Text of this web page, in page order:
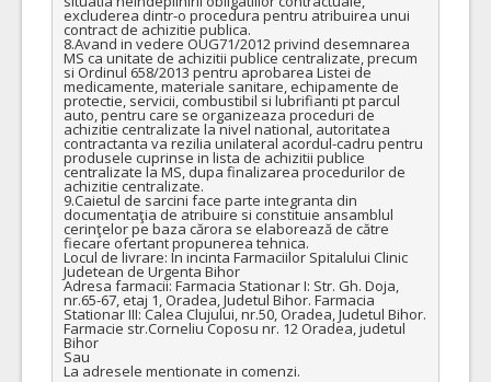
excluderea dintr-o procedura pentru atribuirea unui
contract de achizitie publica.
8.Avand in vedere OUG71/2012 privind desemnarea
MS ca unitate de achizitii publice centralizate, precum
si Ordinul 658/2013 pentru aprobarea Listei de
medicamente, materiale sanitare, echipamente de
protectie, servicii, combustibil si lubrifianti pt parcul
auto, pentru care se organizeaza proceduri de
achizitie centralizate la nivel national, autoritatea
contractanta va rezilia unilateral acordul-cadru pentru
produsele cuprinse in lista de achizitii publice
centralizate la MS, dupa finalizarea procedurilor de
achizitie centralizate.
9.Caietul de sarcini face parte integranta din
documentaţia de atribuire si constituie ansamblul
cerinţelor pe baza cărora se elaborează de către
fiecare ofertant propunerea tehnica.
Locul de livrare: In incinta Farmaciilor Spitalului Clinic
Judetean de Urgenta Bihor
Adresa farmacii: Farmacia Stationar I: Str. Gh. Doja,
nr.65-67, etaj 1, Oradea, Judetul Bihor. Farmacia
Stationar III: Calea Clujului, nr.50, Oradea, Judetul Bihor.
Farmacie str.Corneliu Coposu nr. 12 Oradea, judetul
Bihor
Sau
La adresele mentionate in comenzi.